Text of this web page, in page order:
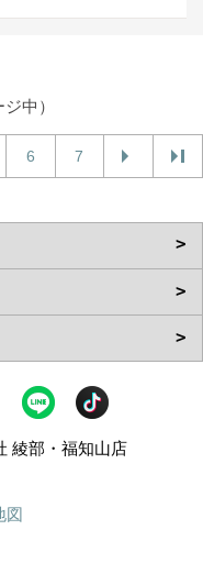
中）
6 7
綾部・福知山店
図